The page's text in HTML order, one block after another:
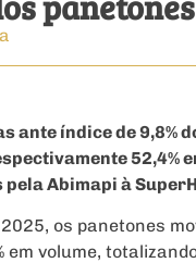
ante índice de
52,4%
Abimapi à
os panetones
em volume,